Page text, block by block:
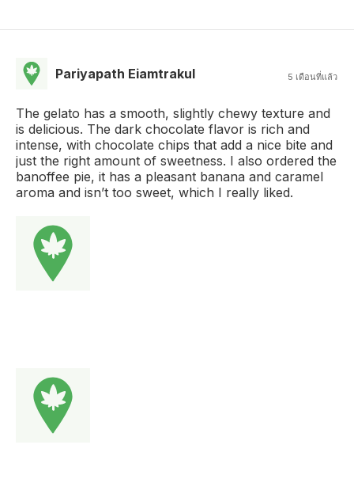
Pariyapath Eiamtrakul 5 เดือนที่แล้ว
The gelato has a smooth, slightly chewy texture and
is delicious. The dark chocolate flavor is rich and
intense, with chocolate chips that add a nice bite and
just the right amount of sweetness. I also ordered the
banoffee pie, it has a pleasant banana and caramel
aroma and isn’t too sweet, which I really liked.